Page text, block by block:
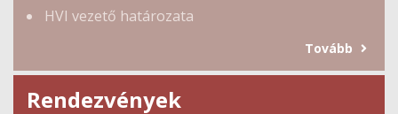
HVI vezető határozata
Tovább
Rendezvények